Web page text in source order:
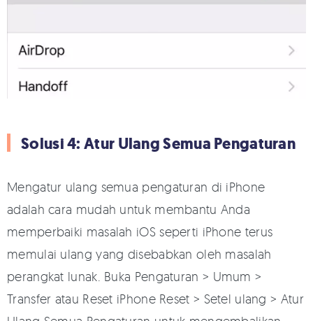
Solusi 4: Atur Ulang Semua Pengaturan
Mengatur ulang semua pengaturan di iPhone
adalah cara mudah untuk membantu Anda
memperbaiki masalah iOS seperti iPhone terus
memulai ulang yang disebabkan oleh masalah
perangkat lunak. Buka Pengaturan > Umum >
Transfer atau Reset iPhone Reset > Setel ulang > Atur